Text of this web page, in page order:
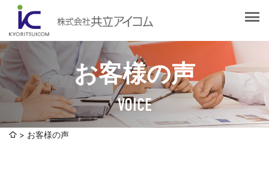
お客様の声
VOICE
会社概要
社長挨拶
企業理念
沿革
認証取得
選ばれる理由
サービス紹介
Web制作・ホームページ制作
お客様の声